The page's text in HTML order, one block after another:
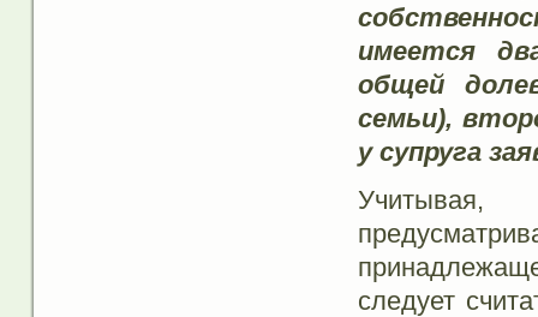
имеется
общей
семьи),
у супруга
Учитывая,
следует